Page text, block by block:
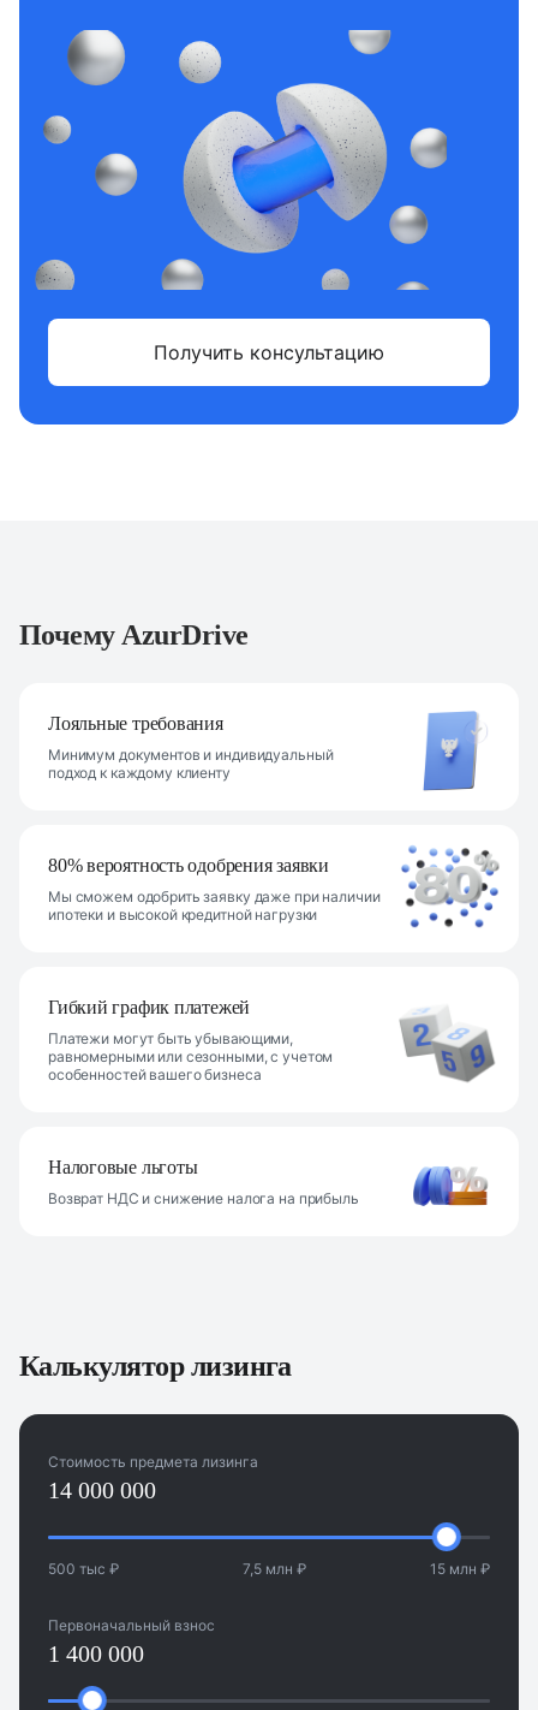
Получить консультацию
Почему AzurDrive
Лояльные требования
Минимум документов и индивидуальный
подход к каждому клиенту
80% вероятность одобрения заявки
Мы сможем одобрить заявку даже при наличии
ипотеки и высокой кредитной нагрузки
Гибкий график платежей
Платежи могут быть убывающими,
равномерными или сезонными, с учетом
особенностей вашего бизнеса
Налоговые льготы
Возврат НДС и снижение налога на прибыль
Калькулятор лизинга
Стоимость предмета лизинга
500 тыс ₽ 7,5 млн ₽ 15 млн ₽
Первоначальный взнос